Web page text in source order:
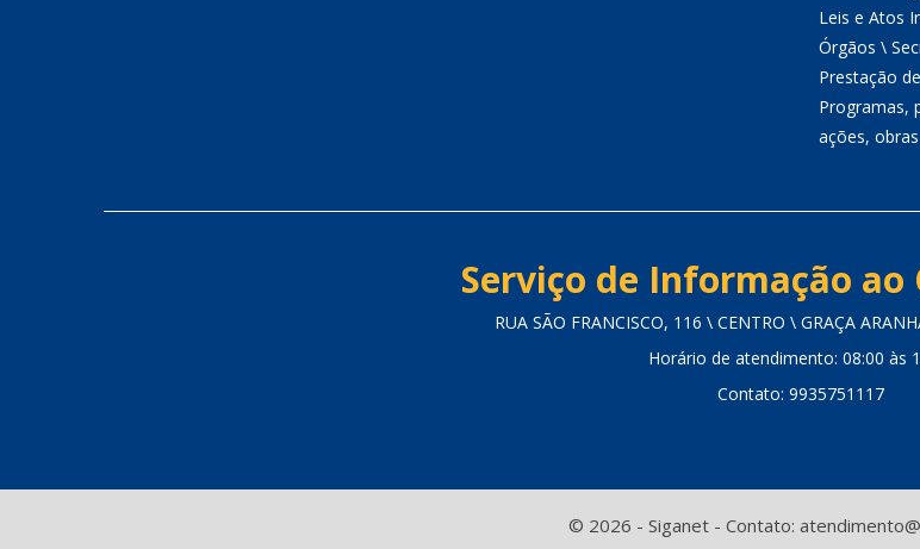
Leis e Atos
Órgãos \
Prestação
Programas,
ações,
Serviço de Informação ao
RUA SÃO FRANCISCO, 116 \ CENTRO \ GRAÇA
Horário de atendimento: 08:00 às
Contato: 9935751117
© 2026 - Siganet - Contato: